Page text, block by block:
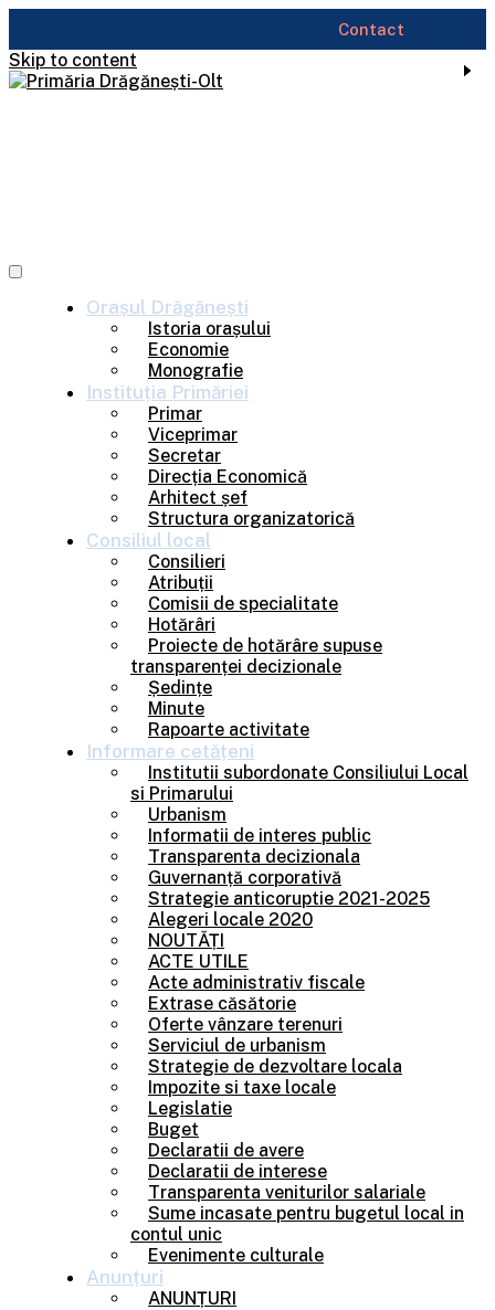
Skip to content
Orașul Drăgănești
Istoria orașului
Economie
Monografie
Instituția Primăriei
Primar
Viceprimar
Secretar
Direcția Economică
Arhitect șef
Structura organizatorică
Consiliul local
Consilieri
Atribuții
Comisii de specialitate
Hotărâri
Proiecte de hotărâre supuse
transparenței decizionale
Ședințe
Minute
Rapoarte activitate
Informare cetățeni
Institutii subordonate Consiliului Local
si Primarului
Urbanism
Informatii de interes public
Transparenta decizionala
Guvernanță corporativă
Strategie anticoruptie 2021-2025
Alegeri locale 2020
NOUTĂȚI
ACTE UTILE
Acte administrativ fiscale
Extrase căsătorie
Oferte vânzare terenuri
Serviciul de urbanism
Strategie de dezvoltare locala
Impozite si taxe locale
Legislatie
Buget
Declaratii de avere
Declaratii de interese
Transparenta veniturilor salariale
Sume incasate pentru bugetul local in
contul unic
Evenimente culturale
Anunțuri
ANUNȚURI
Contact